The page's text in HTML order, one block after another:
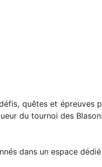
quêtes et épreuves
du tournoi des
dans un espace